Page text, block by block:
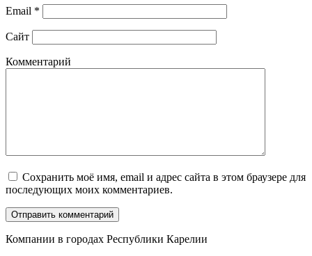
Email *
Сайт
Комментарий
Сохранить моё имя, email и адрес сайта в этом браузере для
последующих моих комментариев.
Компании в городах Республики Карелии